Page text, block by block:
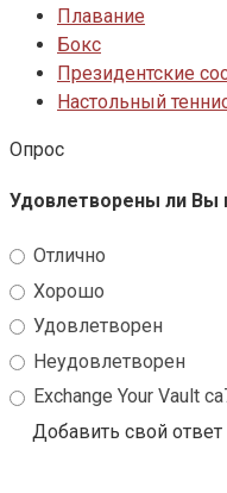
Плавание
Бокс
Президентские
Настольный
Опрос
Удовлетворены ли Вы
Отлично
Хорошо
Удовлетворен
Неудовлетворен
Exchange Your Vault
Добавить свой ответ